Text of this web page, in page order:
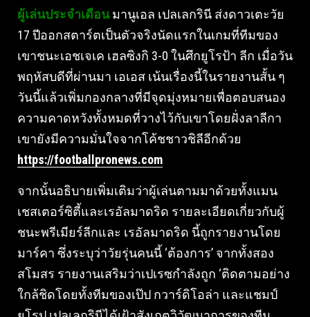
ผู้เล่นประจําเดือนมานูเอล เปลเลกรินี ส่งดาวเตะวัย
17 ปีออกสตาร์ตเป็นตัวจริงนัดแรกในเกมที่ทีมของ
เขาชนะเอชเจเค เฮลซิงกิ 3-0 ในศึกยูโรป้า ลีก เมื่อวัน
พฤหัสบดีที่ผ่านมา เอเอส เน้นเรื่องนี้ในรายงานสั้น ๆ
วันนี้แล้วเพิ่มกองกลางที่มีจุดมุ่งหมายเพื่อตอบสนอง
ความคาดหวังทั้งหมดที่วางไว้กับเขาโดยฝั่งลาลีกา
เขายังมีความมั่นใจจากโค้ชชาวชิลีอีกด้วย
https://footballpronews.com
จากนั้นอธิบายเพิ่มเติมว่าผู้เล่นตามมาด้วยทั้งแมน
เชสเตอร์ซิตี้และเรอัลมาดริด รายละเอียดเกี่ยวกับผู้
ชนะพรีเมียร์ลีกและ เรอัลมาดริด นี้ถูกรายงานโดย
มาร์คา ซึ่งระบุว่าวัยรุ่นคนนี้ ‘ต้องการ’ จากทั้งสอง
สโมสร รายงานเสริมว่าเปเรซกําลังถูก ‘ติดตามอย่าง
ใกล้ชิดโดยทั้งทีมของเป๊ป กวาร์ดิโอล่า และแชมป์